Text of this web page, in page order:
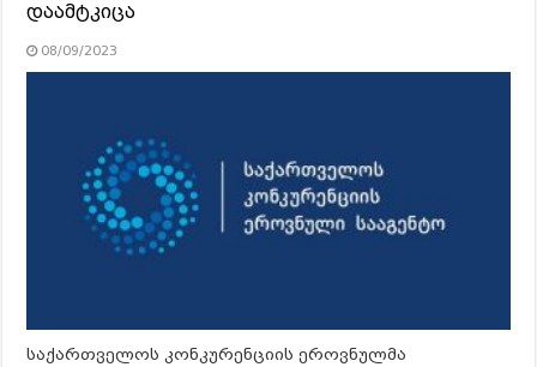
დაამტკიცა
08/09/2023
საქართველოს კონკურენციის ეროვნულმა